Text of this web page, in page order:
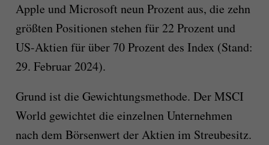
Apple und Microsoft neun Prozent aus, die zehn
größten Positionen stehen für 22 Prozent und
US-Aktien für über 70 Prozent des Index (Stand:
29. Februar 2024).
Grund ist die Gewichtungsmethode. Der MSCI
World gewichtet die einzelnen Unternehmen
nach dem Börsenwert der Aktien im Streubesitz.